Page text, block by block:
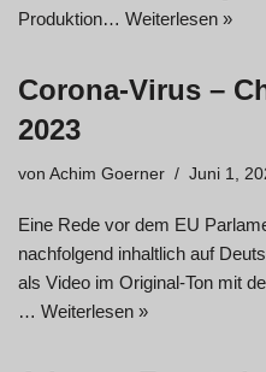
Produktion… Weiterlesen »
Corona-Virus –
2023
von Achim Goerner Juni 1,
Eine Rede vor dem EU
nachfolgend inhaltlich auf
als Video im Original-Ton mit
… Weiterlesen »